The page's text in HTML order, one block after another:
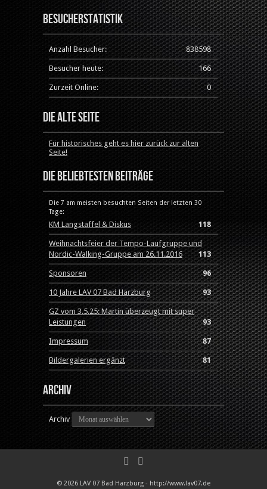
Besucherstatistik
838598
Anzahl Besucher:
166
Besucher heute:
0
Zurzeit Online:
Die alte Seite
Für historisches geht es hier zurück zur alten
Seite!
Die beliebtesten Beiträge
Die 7 am meisten besuchten Seiten der letzten 30
Tage:
KM Langstaffel & Diskus 118
Weihnachtsfeier der Tempo-Laufgruppe und
Nordic-Walking-Gruppe am 26.11.2016
113
Sponsoren 96
10 Jahre LAV 07 Bad Harzburg 93
GZ vom 3.5.25: Martin überzeugt mit super
Leistungen
93
Impressum 87
Bildergalerien ergänzt 81
Archiv
Archiv
© 2026 LAV 07 Bad Harzburg - http://www.lav07.de